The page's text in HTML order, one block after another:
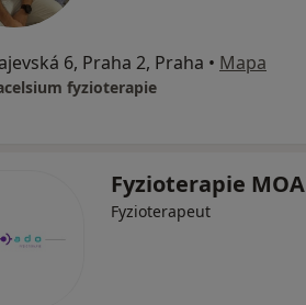
6, Praha 2, Praha • Mapa
fyzioterapie
Fyzioterapie
Fyzioterapeut